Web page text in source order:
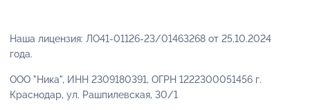
Наша лицензия: ЛО41-01126-23/01463268 от 25.10.2024
года.
ООО "Ника", ИНН 2309180391, ОГРН 1222300051456 г.
Краснодар, ул. Рашпилевская, 30/1